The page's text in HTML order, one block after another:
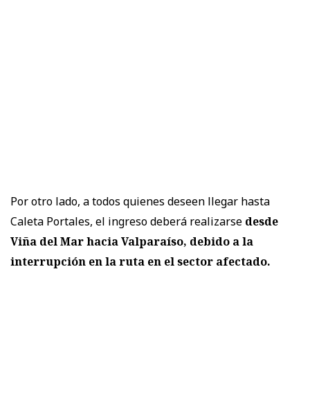
Por otro lado, a todos quienes deseen llegar hasta
Caleta Portales, el ingreso deberá realizarse desde
Viña del Mar hacia Valparaíso, debido a la
interrupción en la ruta en el sector afectado.